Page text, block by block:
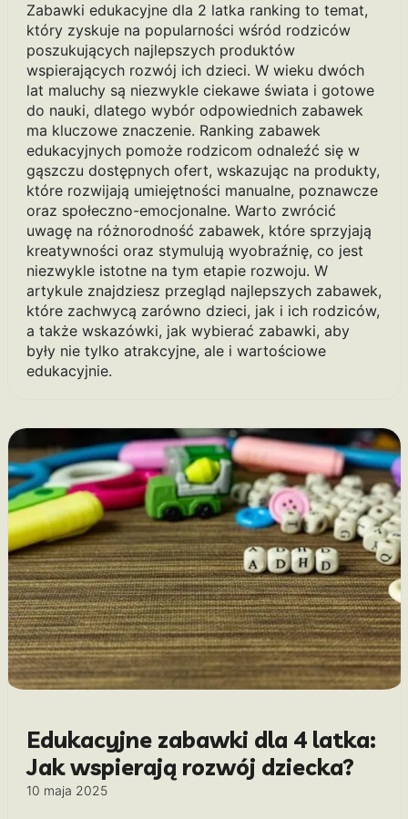
Zabawki edukacyjne dla 2 latka ranking to temat,
który zyskuje na popularności wśród rodziców
poszukujących najlepszych produktów
wspierających rozwój ich dzieci. W wieku dwóch
lat maluchy są niezwykle ciekawe świata i gotowe
do nauki, dlatego wybór odpowiednich zabawek
ma kluczowe znaczenie. Ranking zabawek
edukacyjnych pomoże rodzicom odnaleźć się w
gąszczu dostępnych ofert, wskazując na produkty,
które rozwijają umiejętności manualne, poznawcze
oraz społeczno-emocjonalne. Warto zwrócić
uwagę na różnorodność zabawek, które sprzyjają
kreatywności oraz stymulują wyobraźnię, co jest
niezwykle istotne na tym etapie rozwoju. W
artykule znajdziesz przegląd najlepszych zabawek,
które zachwycą zarówno dzieci, jak i ich rodziców,
a także wskazówki, jak wybierać zabawki, aby
były nie tylko atrakcyjne, ale i wartościowe
edukacyjnie.
Edukacyjne zabawki dla 4 latka:
Jak wspierają rozwój dziecka?
10 maja 2025